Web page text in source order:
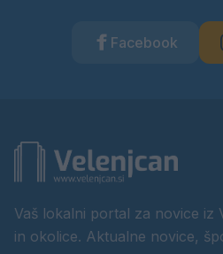
Facebook
Vaš lokalni portal za novice iz
in okolice. Aktualne novice,